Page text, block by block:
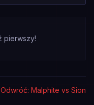
pierwszy!
Odwróć: Malphite vs Sion